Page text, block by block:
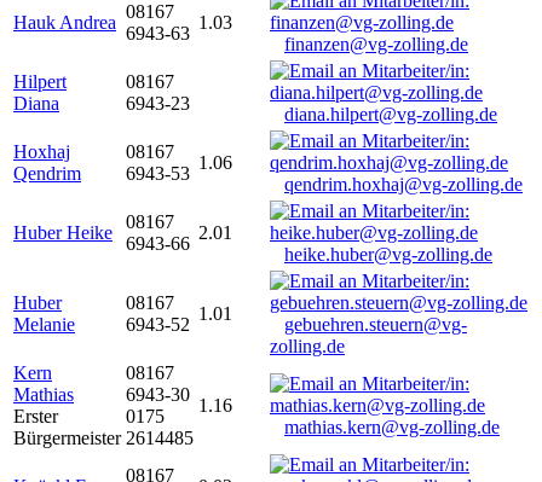
Hauk Andrea
08167
6943-63
1.03
finanzen@vg-zolling.de
Hilpert
Diana
08167
6943-23
diana.hilpert@vg-zolling.de
Hoxhaj
Qendrim
08167
6943-53
1.06
qendrim.hoxhaj@vg-zolling.de
Huber Heike
08167
6943-66
2.01
heike.huber@vg-zolling.de
Huber
Melanie
08167
6943-52
1.01
gebuehren.steuern@vg-
zolling.de
Kern
Mathias
Erster
Bürgermeister
08167
6943-30
0175
2614485
1.16
mathias.kern@vg-zolling.de
08167